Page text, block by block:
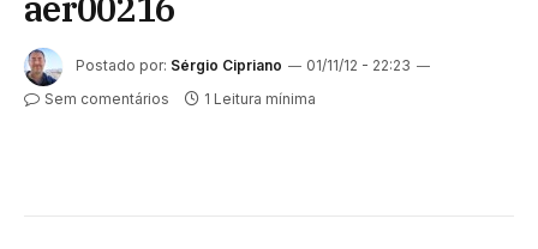
Postado por: Sérgio Cipriano
01/11/12 - 22:23
Sem comentários
1 Leitura mínima